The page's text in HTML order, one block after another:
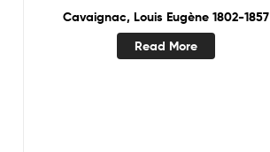
Cavaignac, Louis Eugène 1802-1857
Read More